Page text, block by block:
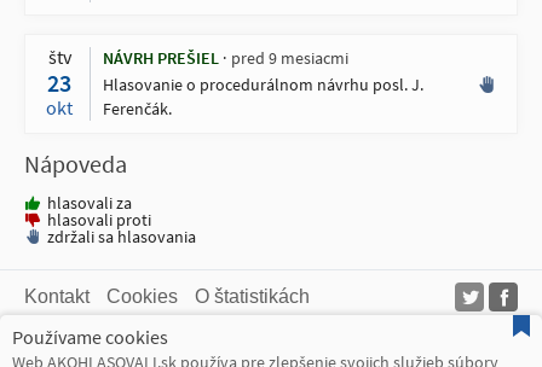
štv
23
okt
NÁVRH PREŠIEL
pred 9 mesiacmi
Hlasovanie o procedurálnom návrhu posl. J.
Ferenčák.
Nápoveda
hlasovali za
hlasovali proti
zdržali sa hlasovania
Kontakt Cookies O štatistikách
Web AKOHLASOVALI.sk čerpá dáta z verejne dostupných zdrojov. Takto
získané dáta následne ďalej spracúva. Z tohto dôvodu neručí a nemôže
Používame cookies
Web AKOHLASOVALI.sk používa pre zlepšenie svojich služieb súbory